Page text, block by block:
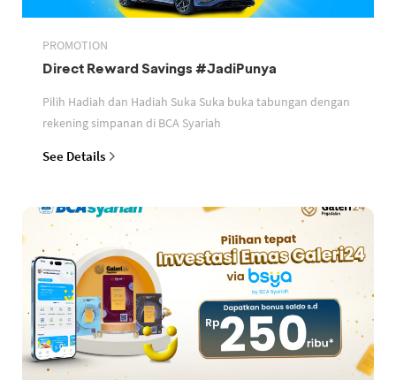
PROMOTION
Direct Reward Savings #JadiPunya
Pilih Hadiah dan Hadiah Suka Suka buka tabungan dengan
rekening simpanan di BCA Syariah
See Details